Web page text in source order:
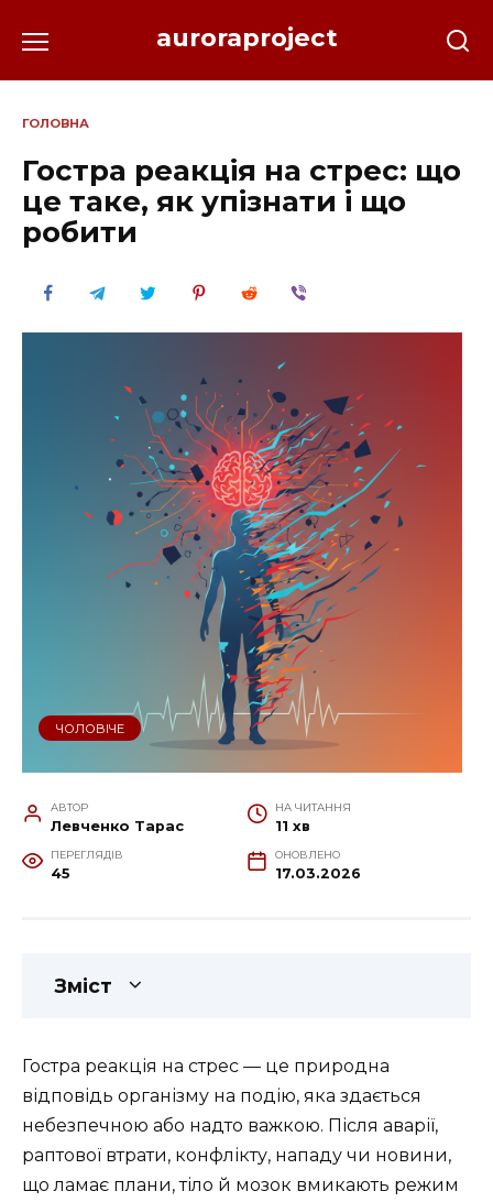
до
auroraproject
ГОЛОВНА
Гостра реакція на стрес: що
це таке, як упізнати і що
робити
ЧОЛОВІЧЕ
АВТОР
Левченко Тарас
НА ЧИТАННЯ
11 хв
ПЕРЕГЛЯДІВ
45
ОНОВЛЕНО
17.03.2026
Зміст
Гостра реакція на стрес — це природна
відповідь організму на подію, яка здається
небезпечною або надто важкою. Після аварії,
раптової втрати, конфлікту, нападу чи новини,
що ламає плани, тіло й мозок вмикають режим